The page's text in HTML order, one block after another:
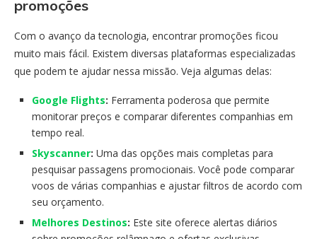
promoções
Com o avanço da tecnologia, encontrar promoções ficou
muito mais fácil. Existem diversas plataformas especializadas
que podem te ajudar nessa missão. Veja algumas delas:
Google Flights: Ferramenta poderosa que permite
monitorar preços e comparar diferentes companhias em
tempo real.
Skyscanner: Uma das opções mais completas para
pesquisar passagens promocionais. Você pode comparar
voos de várias companhias e ajustar filtros de acordo com
seu orçamento.
Melhores Destinos: Este site oferece alertas diários